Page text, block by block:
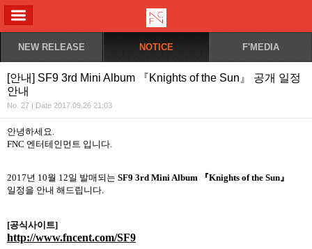
NEW RELEASE NOTICE F'MEDIA
[안내] SF9 3rd Mini Album 『Knights of the Sun』 공개 일정
안내
No. 27 | Date 2017.09.26 21:03
안녕하세요.
FNC 엔터테인먼트 입니다.
2017년 10월 12일 발매되는 SF9 3rd Mini Album 『Knights of the Sun』
일정을 안내 해드립니다.
[공식사이트]
http://www.fncent.com/SF9